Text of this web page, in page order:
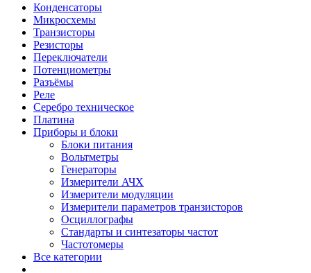
Конденсаторы
Микросхемы
Транзисторы
Резисторы
Переключатели
Потенциометры
Разъёмы
Реле
Серебро техническое
Платина
Приборы и блоки
Блоки питания
Вольтметры
Генераторы
Измерители АЧХ
Измерители модуляции
Измерители параметров транзисторов
Осциллографы
Стандарты и синтезаторы частот
Частотомеры
Все категории